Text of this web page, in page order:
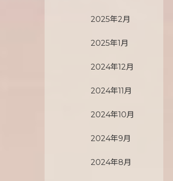
2025年2月
2025年1月
2024年12月
2024年11月
2024年10月
2024年9月
2024年8月